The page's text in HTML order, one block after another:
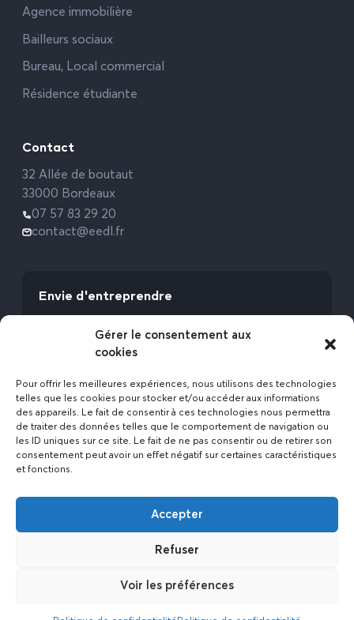
Gérer le consentement aux
cookies
Pour offrir les meilleures expériences, nous utilisons des technologies
telles que les cookies pour stocker et/ou accéder aux informations
des appareils. Le fait de consentir à ces technologies nous permettra
de traiter des données telles que le comportement de navigation ou
les ID uniques sur ce site. Le fait de ne pas consentir ou de retirer son
consentement peut avoir un effet négatif sur certaines caractéristiques
et fonctions.
Accepter
Refuser
Voir les préférences
Agence immobilière
Bailleurs sociaux
Bureau, Local commercial
Résidence étudiante
Contact
32 Allée de boutaut
33000 Bordeaux
07 57 83 29 20
contact@eedl.fr
Envie d'entreprendre
avec l’Expert Etat des Lieux !
Rejoignez-nous
Politique de confidentialité
2023 © L’expert état des lieux • Réalisé par